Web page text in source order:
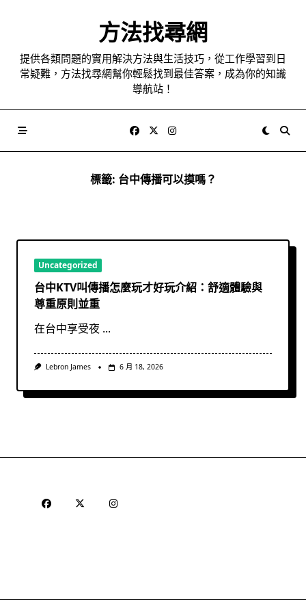
方法找尋網
提供各類問題的實用解決方法與生活技巧，從工作學習到日
常疑難，方法找尋網幫你輕鬆找到最佳答案，成為你的知識
導航站！
標籤: 台中傳播可以摸嗎？
Uncategorized
台中KTV叫傳播怎麼玩才好玩介紹：舒適體驗與
尊重原則並重
在台中享受夜 ...
Lebron James 6 月 18, 2026